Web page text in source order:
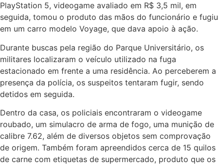
PlayStation 5, videogame avaliado em R$ 3,5 mil, em
seguida, tomou o produto das mãos do funcionário e fugiu
em um carro modelo Voyage, que dava apoio à ação.
Durante buscas pela região do Parque Universitário, os
militares localizaram o veículo utilizado na fuga
estacionado em frente a uma residência. Ao perceberem a
presença da polícia, os suspeitos tentaram fugir, sendo
detidos em seguida.
Dentro da casa, os policiais encontraram o videogame
roubado, um simulacro de arma de fogo, uma munição de
calibre 7.62, além de diversos objetos sem comprovação
de origem. Também foram apreendidos cerca de 15 quilos
de carne com etiquetas de supermercado, produto que os